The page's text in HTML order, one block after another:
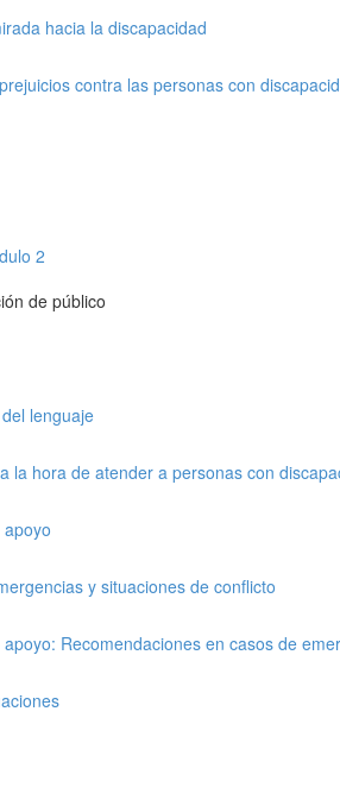
hacia la discapacidad
contra las personas con
2
de público
lenguaje
la hora de atender a personas con
y situaciones de conflicto
Recomendaciones en casos de